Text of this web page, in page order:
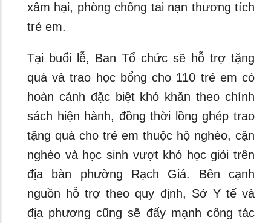
xâm hại, phòng chống tai nạn thương tích
trẻ em.
Tại buổi lễ, Ban Tổ chức sẽ hỗ trợ tặng
quà và trao học bổng cho 110 trẻ em có
hoàn cảnh đặc biệt khó khăn theo chính
sách hiện hành, đồng thời lồng ghép trao
tặng quà cho trẻ em thuộc hộ nghèo, cận
nghèo và học sinh vượt khó học giỏi trên
địa bàn phường Rạch Giá. Bên cạnh
nguồn hỗ trợ theo quy định, Sở Y tế và
địa phương cũng sẽ đẩy mạnh công tác